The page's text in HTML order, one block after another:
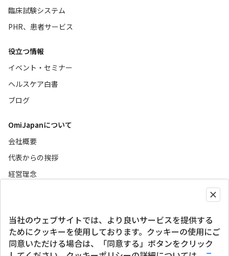
臨床試験システム
PHR、患者サービス
役立つ情報
イベント・セミナー
ヘルスケア白書
ブログ
OmiJapanについて
会社概要
代表からの挨拶
経営理念
グローバルサイト
SNSアカウント
当社のウェブサイトでは、より良いサービスを提供する
ためにクッキーを使用しております。クッキーの使用にご
同意いただける場合は、「同意する」ボタンをクリック